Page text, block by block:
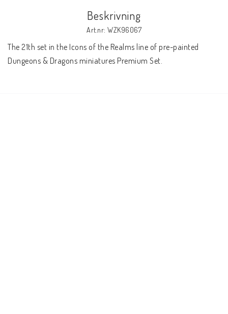
Beskrivning
Art.nr: WZK96067
The 21th set in the Icons of the Realms line of pre-painted
Dungeons & Dragons miniatures Premium Set.